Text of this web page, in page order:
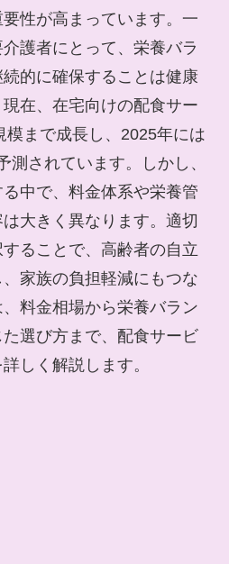
性が高まっています。一
護者にとって、栄養バラ
的に確保することは健康
在、在宅向けの配食サー
模まで成長し、2025年には
測されています。しかし、
中で、料金体系や栄養管
大きく異なります。適切
ることで、高齢者の自立
家族の負担軽減にもつな
料金相場から栄養バラン
選び方まで、配食サービ
しく解説します。